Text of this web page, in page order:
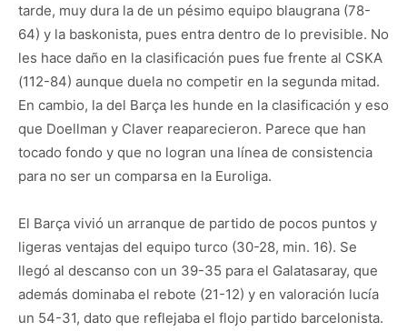
tarde, muy dura la de un pésimo equipo blaugrana (78-
64) y la baskonista, pues entra dentro de lo previsible. No
les hace daño en la clasificación pues fue frente al CSKA
(112-84) aunque duela no competir en la segunda mitad.
En cambio, la del Barça les hunde en la clasificación y eso
que Doellman y Claver reaparecieron. Parece que han
tocado fondo y que no logran una línea de consistencia
para no ser un comparsa en la Euroliga.
El Barça vivió un arranque de partido de pocos puntos y
ligeras ventajas del equipo turco (30-28, min. 16). Se
llegó al descanso con un 39-35 para el Galatasaray, que
además dominaba el rebote (21-12) y en valoración lucía
un 54-31, dato que reflejaba el flojo partido barcelonista.